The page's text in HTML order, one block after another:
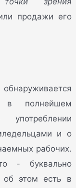
продажи его
в полнейшем
и о
рабочих.
- буквально
об этом есть в